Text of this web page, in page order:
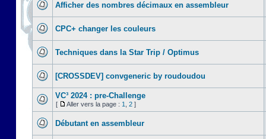
Afficher des nombres décimaux en assembleur
CPC+ changer les couleurs
Techniques dans la Star Trip / Optimus
[CROSSDEV] convgeneric by roudoudou
VC³ 2024 : pre-Challenge
[ Aller vers la page : 1 2 ]
Débutant en assembleur